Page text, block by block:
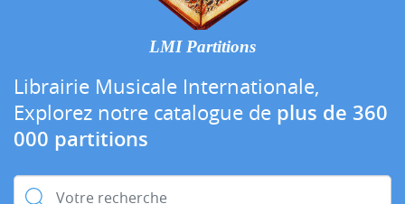
LMI Partitions
Librairie Musicale Internationale,
Explorez notre catalogue de plus de 360
000 partitions
Rechercher :